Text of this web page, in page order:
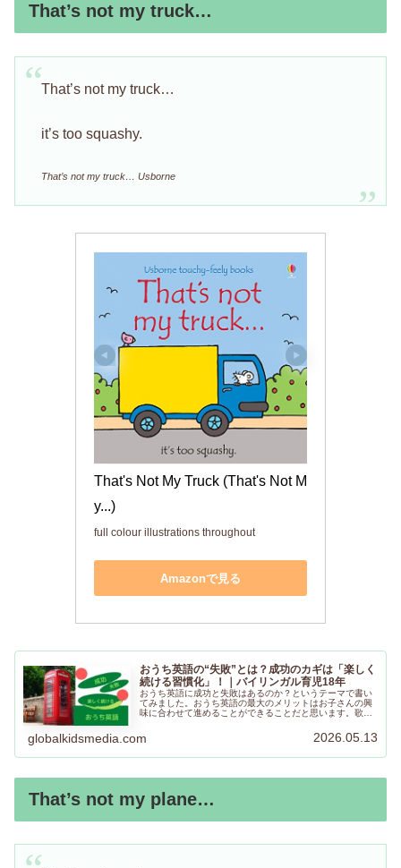
That’s not my truck…
That’s not my truck…
it’s too squashy.
That’s not my truck… Usborne
That's Not My Truck (That's Not M
y...)
full colour illustrations throughout
Amazonで見る
おうち英語の“失敗”とは？成功のカギは「楽しく
続ける習慣化」！｜バイリンガル育児18年
おうち英語に成功と失敗はあるのか？というテーマで書い
てみました。おうち英語の最大のメリットはお子さんの興
味に合わせて進めることができることだと思います。歌や
globalkidsmedia.com 2026.05.13
That’s not my plane…